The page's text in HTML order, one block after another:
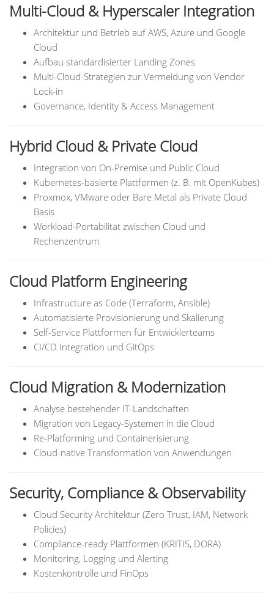
Multi-Cloud & Hyperscaler Integration
Architektur und Betrieb auf AWS, Azure und Google
Cloud
Aufbau standardisierter Landing Zones
Multi-Cloud-Strategien zur Vermeidung von Vendor
Lock-in
Governance, Identity & Access Management
Hybrid Cloud & Private Cloud
Integration von On-Premise und Public Cloud
Kubernetes-basierte Plattformen (z. B. mit OpenKubes)
Proxmox, VMware oder Bare Metal als Private Cloud
Basis
Workload-Portabilität zwischen Cloud und
Rechenzentrum
Cloud Platform Engineering
Infrastructure as Code (Terraform, Ansible)
Automatisierte Provisionierung und Skalierung
Self-Service Plattformen für Entwicklerteams
CI/CD Integration und GitOps
Cloud Migration & Modernization
Analyse bestehender IT-Landschaften
Migration von Legacy-Systemen in die Cloud
Re-Platforming und Containerisierung
Cloud-native Transformation von Anwendungen
Security, Compliance & Observability
Cloud Security Architektur (Zero Trust, IAM, Network
Policies)
Compliance-ready Plattformen (KRITIS, DORA)
Monitoring, Logging und Alerting
Kostenkontrolle und FinOps